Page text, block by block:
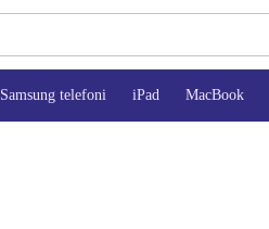
Samsung telefoni iPad MacBook